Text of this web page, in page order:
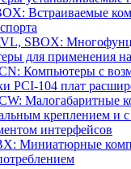
Встраиваемые
SBOX:
для применения
Компьютеры с
PCI-104 плат
Малогабаритные
креплением и
интерфейсов
Миниатюрные